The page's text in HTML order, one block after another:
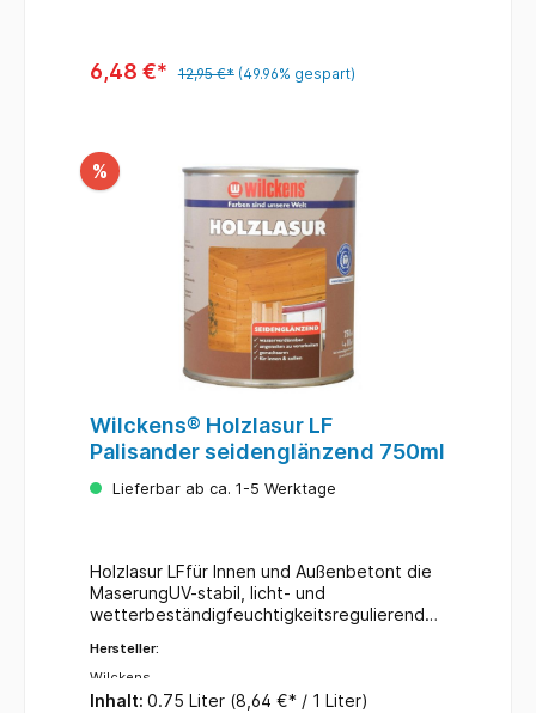
6,48 €* 12,95 €* (49.96% gespart)
%
Wilckens® Holzlasur LF
Palisander seidenglänzend 750ml
Lieferbar ab ca. 1-5 Werktage
Holzlasur LFfür Innen und Außenbetont die
MaserungUV-stabil, licht- und
wetterbeständigfeuchtigkeitsregulierendde
Abblättern des AnstrichesFarbe:
palisanderInhalt: 750 ml
Hersteller:
Wilckens
Inhalt: 0.75 Liter (8,64 €* / 1 Liter)